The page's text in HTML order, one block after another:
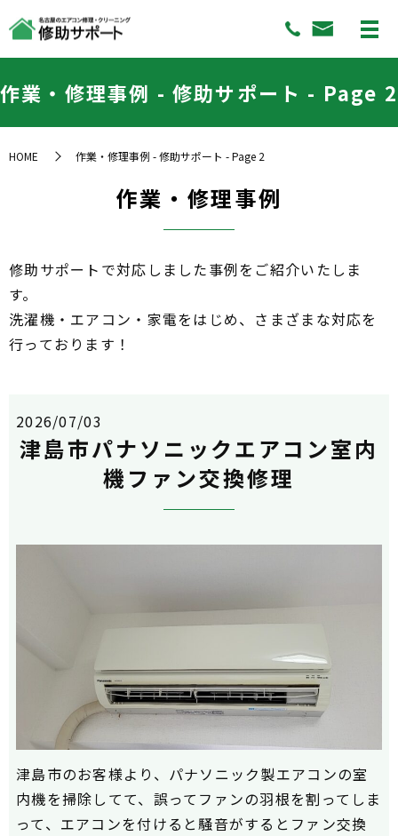
作業・修理事例 - 修助サポート - Page 2
HOME 作業・修理事例 - 修助サポート - Page 2
作業・修理事例
修助サポートで対応しました事例をご紹介いたしま
す。
洗濯機・エアコン・家電をはじめ、さまざまな対応を
行っております！
2026/07/03
津島市パナソニックエアコン室内
機ファン交換修理
津島市のお客様より、パナソニック製エアコンの室
内機を掃除してて、誤ってファンの羽根を割ってしま
って、エアコンを付けると騒音がするとファン交換